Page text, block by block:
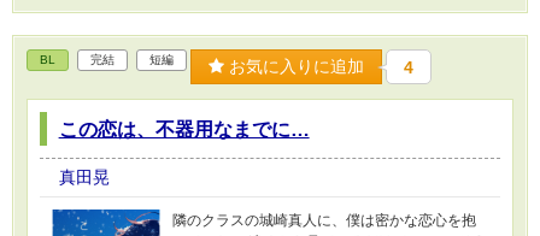
BL 完結 短編 お気に入りに追加 4
この恋は、不器用なまでに…
真田晃
隣のクラスの城崎真人に、僕は密かな恋心を抱